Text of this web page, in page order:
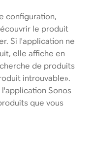
configuration,
le produit
Si l'application ne
elle affiche en
de produits
introuvable».
Sonos
que vous